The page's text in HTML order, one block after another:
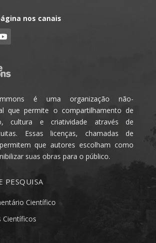
nos canais
é uma organização não-
que permite o compartilhamento de
cultura e criatividade através de
Essas licenças, chamadas de
que autores escolham como
suas obras para o público.
PESQUISA
Científico
Científicos